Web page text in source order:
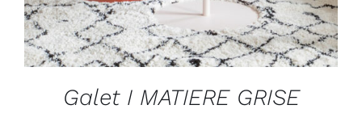
Galet I MATIERE GRISE